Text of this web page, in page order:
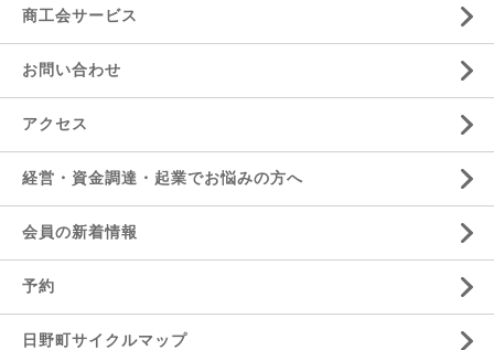
商工会サービス
お問い合わせ
アクセス
経営・資金調達・起業でお悩みの方へ
会員の新着情報
予約
日野町サイクルマップ